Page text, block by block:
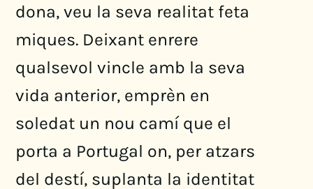
dona, veu la seva realitat feta
miques. Deixant enrere
qualsevol vincle amb la seva
vida anterior, emprèn en
soledat un nou camí que el
porta a Portugal on, per atzars
del destí, suplanta la identitat